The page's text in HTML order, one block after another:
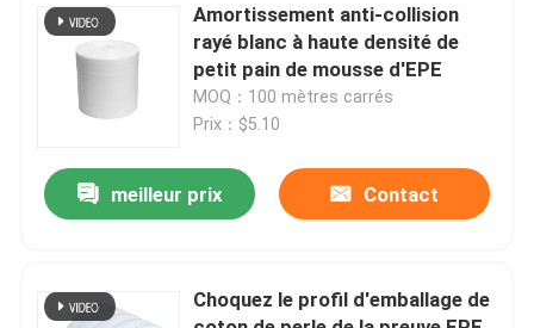
Contrôle de qualité
Contactez-nous
Cas
La laine de verre d'isolation thermique
Amortissement anti-collision
rayé blanc à haute densité de
petit pain de mousse d'EPE
MOQ：100 mètres carrés
Prix：$5.10
meilleur prix Contact
Choquez le profil d'emballage de